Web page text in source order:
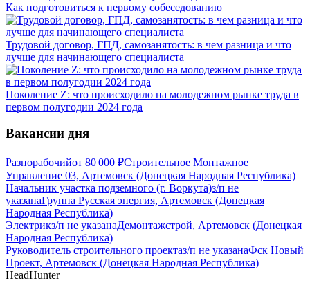
Как подготовиться к первому собеседованию
Трудовой договор, ГПД, самозанятость: в чем разница и что
лучше для начинающего специалиста
Поколение Z: что происходило на молодежном рынке труда в
первом полугодии 2024 года
Вакансии дня
Разнорабочийот 80 000 ₽Строительное Монтажное
Управление 03, Артемовск (Донецкая Народная Республика)
Начальник участка подземного (г. Воркута)з/п не
указанаГруппа Русская энергия, Артемовск (Донецкая
Народная Республика)
Электрикз/п не указанаДемонтажстрой, Артемовск (Донецкая
Народная Республика)
Руководитель строительного проектаз/п не указанаФск Новый
Проект, Артемовск (Донецкая Народная Республика)
HeadHunter